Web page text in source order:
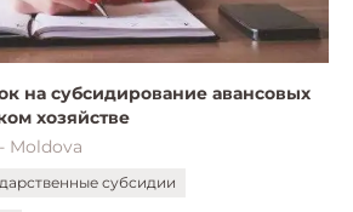
на субсидирование авансовых
хозяйстве
Moldova
субсидии